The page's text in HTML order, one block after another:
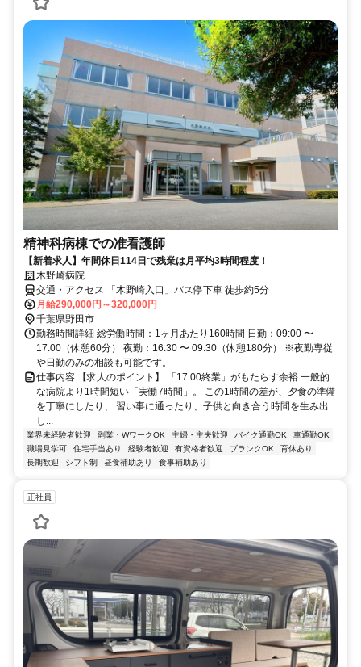
精神科病棟での准看護師
【新着求人】年間休日114日で残業は月平均3時間程度！
木野崎病院
交通・アクセス 「木野崎入口」バス停下車 徒歩約5分
月給290,000円～320,000円
千葉県野田市
勤務時間詳細 総労働時間：1ヶ月あたり160時間 日勤：09:00 〜
17:00（休憩60分） 夜勤：16:30 〜 09:30（休憩180分） ※夜勤専従
や日勤のみの相談も可能です。
仕事内容 【求人のポイント】 「17:00終業」がもたらす余裕 一般的
な病院より1時間短い「実働7時間」。 この1時間の差が、夕食の準備
を丁寧にしたり、 習い事に通ったり、子供と向き合う時間を生み出
し...
業界未経験者歓迎 副業・WワークOK 主婦・主夫歓迎 バイク通勤OK
車通勤OK
職場見学可
住宅手当あり 経験者歓迎 有資格者歓迎 ブランクOK
育休あり
長期歓迎
シフト制 昼食補助あり 食事補助あり
正社員